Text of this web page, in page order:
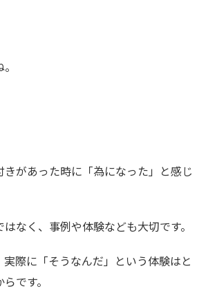
があった時に「為になった」と感じ
なく、事例や体験なども大切です。
際に「そうなんだ」という体験はと
です。